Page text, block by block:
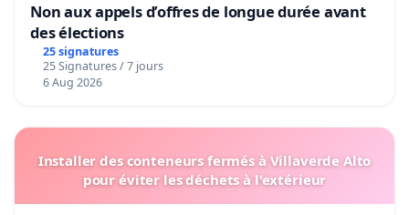
Non aux appels d’offres de longue durée avant
des élections
25 signatures
25 Signatures / 7 jours
6 Aug 2026
Installer des conteneurs fermés à Villaverde Alto
pour éviter les déchets à l'extérieur